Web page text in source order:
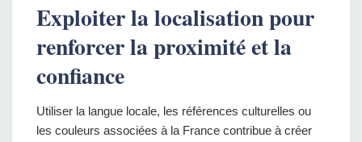
Exploiter la localisation pour
renforcer la proximité et la
confiance
Utiliser la langue locale, les références culturelles ou
les couleurs associées à la France contribue à créer